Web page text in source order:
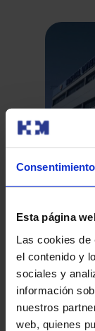
Consentimiento
Esta página
Las cookies de
el contenido y
sociales y
información
nuestros
web, quienes
25
CIOCC en
Un grupo de
el Centro
ubicado en el…